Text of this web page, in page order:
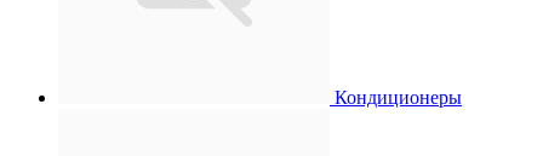
Кондиционеры